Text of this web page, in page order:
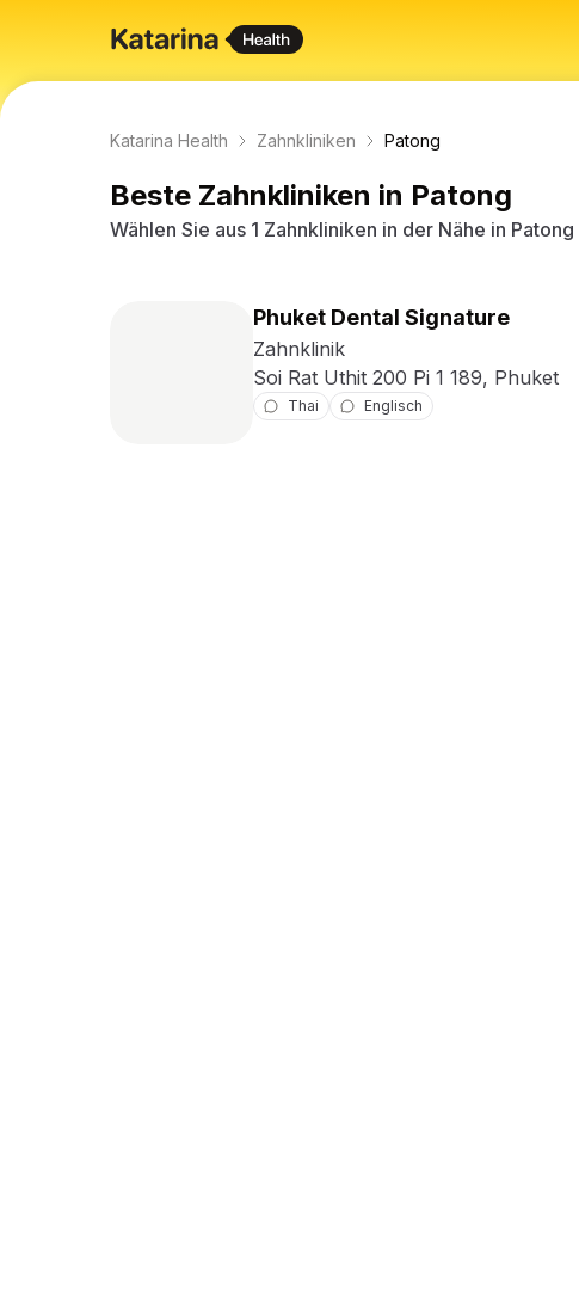
Katarina Health Zahnkliniken Patong
Beste Zahnkliniken in Patong
Wählen Sie aus 1 Zahnkliniken in der Nähe in Patong
Phuket Dental Signature
Zahnklinik
Soi Rat Uthit 200 Pi 1 189, Phuket
Thai Englisch